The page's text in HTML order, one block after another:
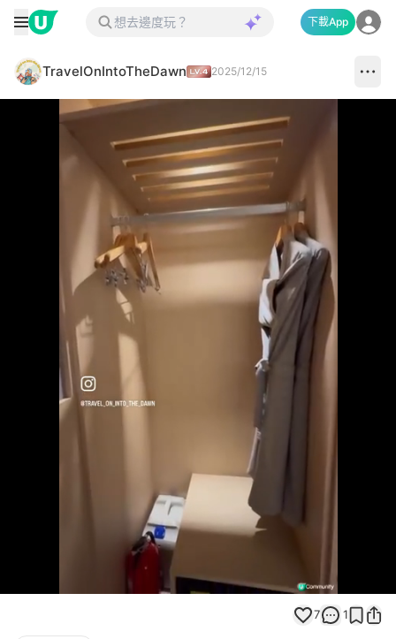
下載App
TravelOnIntoTheDawn 2025/12/15
Loaded:
100.00%
7 1